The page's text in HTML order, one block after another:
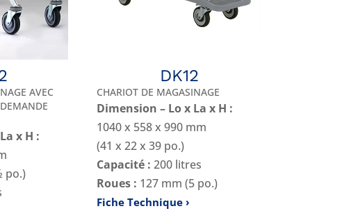
AVEC
x H :
po.)
DK12
CHARIOT DE MAGASINAGE
Dimension – Lo x La x H :
1040 x 558 x 990 mm
(41 x 22 x 39 po.)
Capacité : 200 litres
Roues : 127 mm (5 po.)
Fiche Technique